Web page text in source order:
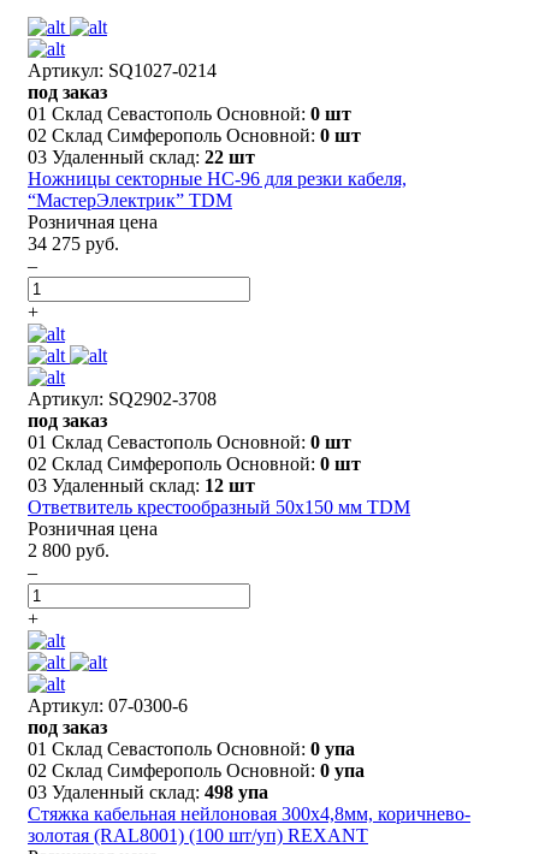
Артикул: SQ1027-0214
под заказ
01 Склад Севастополь Основной: 0 шт
02 Склад Симферополь Основной: 0 шт
03 Удаленный склад: 22 шт
Ножницы секторные НС-96 для резки кабеля,
“МастерЭлектрик” TDM
Розничная цена
34 275 руб.
–
+
Артикул: SQ2902-3708
под заказ
01 Склад Севастополь Основной: 0 шт
02 Склад Симферополь Основной: 0 шт
03 Удаленный склад: 12 шт
Ответвитель крестообразный 50х150 мм TDM
Розничная цена
2 800 руб.
–
+
Артикул: 07-0300-6
под заказ
01 Склад Севастополь Основной: 0 упа
02 Склад Симферополь Основной: 0 упа
03 Удаленный склад: 498 упа
Стяжка кабельная нейлоновая 300x4,8мм, коричнево-
золотая (RAL8001) (100 шт/уп) REXANT